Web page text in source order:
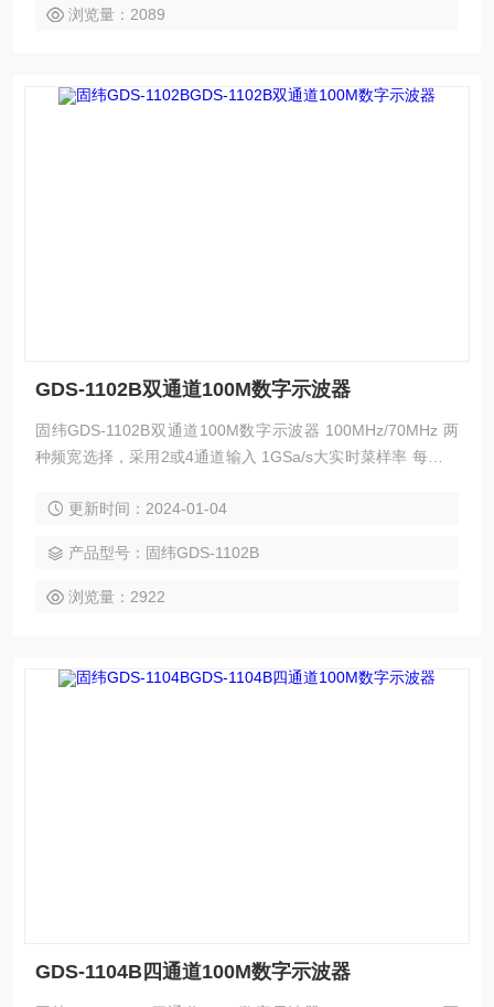
浏览量：2089
GDS-1102B双通道100M数字示波器
固纬GDS-1102B双通道100M数字示波器 100MHz/70MHz 两
种频宽选择，采用2或4通道输入 1GSa/s大实时菜样率 每通道
色阶显示功能，可强化波形之表现 1Mpts FFT频域信号显示表
更新率大每秒110,000次
更新时间：2024-01-04
产品型号：固纬GDS-1102B
浏览量：2922
GDS-1104B四通道100M数字示波器